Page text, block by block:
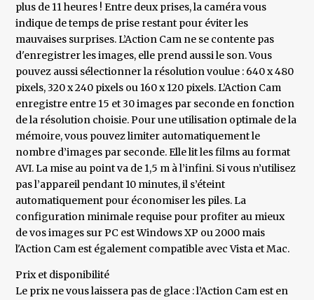
plus de 11 heures ! Entre deux prises, la caméra vous
indique de temps de prise restant pour éviter les
mauvaises surprises. L’Action Cam ne se contente pas
d'enregistrer les images, elle prend aussi le son. Vous
pouvez aussi sélectionner la résolution voulue : 640 x 480
pixels, 320 x 240 pixels ou 160 x 120 pixels. L’Action Cam
enregistre entre 15 et 30 images par seconde en fonction
de la résolution choisie. Pour une utilisation optimale de la
mémoire, vous pouvez limiter automatiquement le
nombre d’images par seconde. Elle lit les films au format
AVI. La mise au point va de 1,5 m à l’infini. Si vous n’utilisez
pas l’appareil pendant 10 minutes, il s’éteint
automatiquement pour économiser les piles. La
configuration minimale requise pour profiter au mieux
de vos images sur PC est Windows XP ou 2000 mais
l'Action Cam est également compatible avec Vista et Mac.
Prix et disponibilité
Le prix ne vous laissera pas de glace : l’Action Cam est en